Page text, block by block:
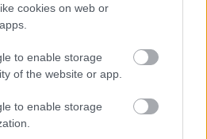
cookies on web or
to enable storage
of the website or app.
to enable storage